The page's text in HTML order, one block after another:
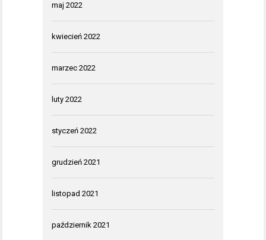
maj 2022
kwiecień 2022
marzec 2022
luty 2022
styczeń 2022
grudzień 2021
listopad 2021
październik 2021